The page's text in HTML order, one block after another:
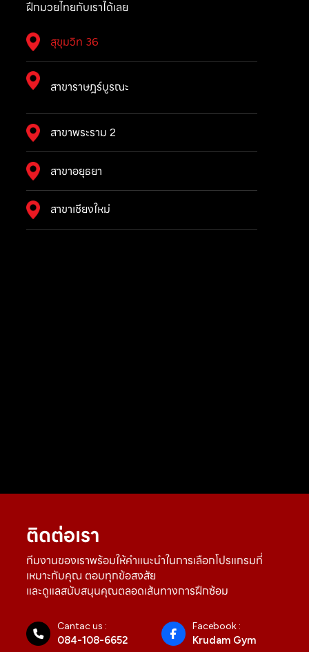
ฝึกมวยไทยกับเราได้เลย
สุขุมวิท 36
สาขาราษฎร์บูรณะ
สาขาพระราม 2
สาขาอยุธยา
สาขาเชียงใหม่
ติดต่อเรา
ทีมงานของเราพร้อมให้คำแนะนำในการเลือกโปรแกรมที่
เหมาะกับคุณ ตอบทุกข้อสงสัย
และดูแลสนับสนุนคุณตลอดเส้นทางการฝึกซ้อม
Cantac us :
084-108-6652
Facebook :
Krudam Gym